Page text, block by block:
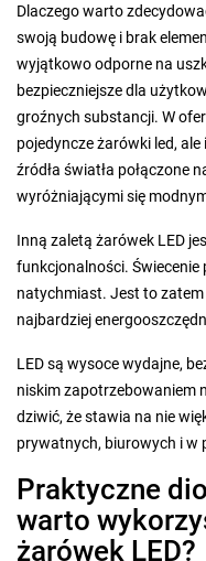
Dlaczego warto
swoją budowę i brak
wyjątkowo odporne na
bezpieczniejsze dla
groźnych substancji. W
pojedyncze żarówki led,
źródła światła połączone
wyróżniającymi się
Inną zaletą żarówek LED
funkcjonalności. Świecenie
natychmiast. Jest to
najbardziej
LED są wysoce wydajne,
niskim zapotrzebowaniem
dziwić, że stawia na nie
prywatnych, biurowych i w
Praktyczne
warto
żarówek LED?